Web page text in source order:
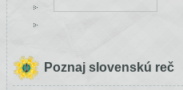
Poznaj slovenskú reč